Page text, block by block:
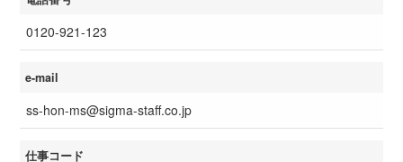
0120-921-123
e-mail
ss-hon-ms@sigma-staff.co.jp
仕事コード